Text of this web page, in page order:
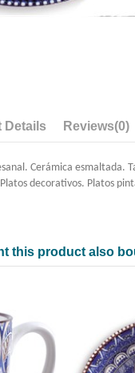
Details Reviews(0)
Cerámica
decorativos. Platos
this product also